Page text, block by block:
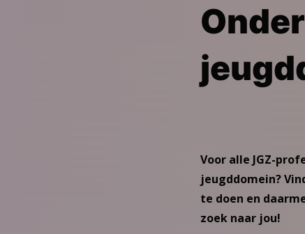
Voor alle JGZ-
jeugddomein?
te doen en
zoek naar jou!